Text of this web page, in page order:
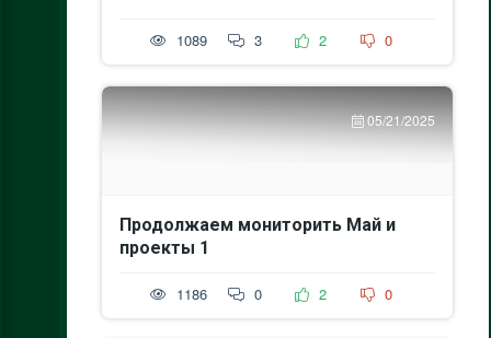
1089 3 2 0
05/21/2025
Продолжаем мониторить Май и
проекты 1
1186 0 2 0